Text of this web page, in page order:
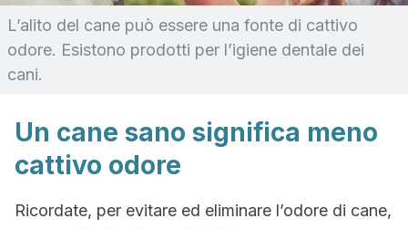
L’alito del cane può essere una fonte di cattivo
odore. Esistono prodotti per l’igiene dentale dei
cani.
Un cane sano significa meno
cattivo odore
Ricordate, per evitare ed eliminare l’odore di cane,